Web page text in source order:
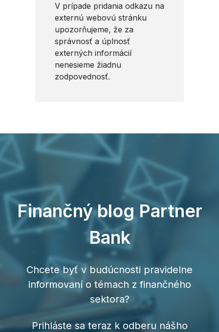
V prípade pridania odkazu na
externú webovú stránku
upozorňujeme, že za
správnosť a úplnosť
externých informácií
nenesieme žiadnu
zodpovednosť.
Finančný blog Partner
Bank
Chcete byť v budúcnosti pravidelne
informovaní o témach z finančného
sektora?
Prihláste sa teraz k odberu nášho